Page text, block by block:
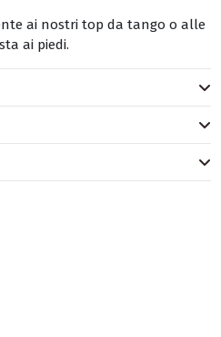
ai nostri top da tango o alle
ai piedi.